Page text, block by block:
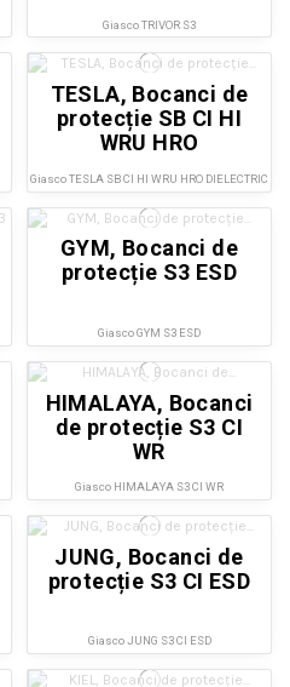
Giasco TRIVOR S3
TESLA, Bocanci de
protecție SB CI HI
WRU HRO
Giasco TESLA SB CI HI WRU HRO DIELECTRIC
GYM, Bocanci de
protecție S3 ESD
Giasco GYM S3 ESD
HIMALAYA, Bocanci
de protecție S3 CI
WR
Giasco HIMALAYA S3 CI WR
JUNG, Bocanci de
protecție S3 CI ESD
Giasco JUNG S3 CI ESD